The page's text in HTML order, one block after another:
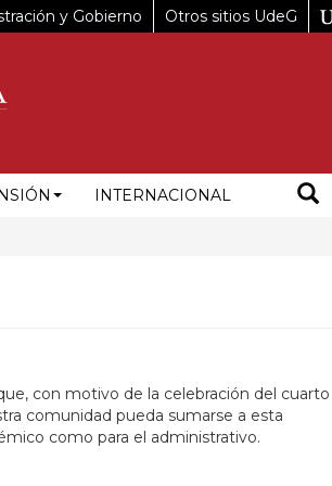
y Gobierno Otros sitios UdeG
INTERNACIONAL
con motivo de la celebración del cuarto
comunidad pueda sumarse a esta
como para el administrativo.